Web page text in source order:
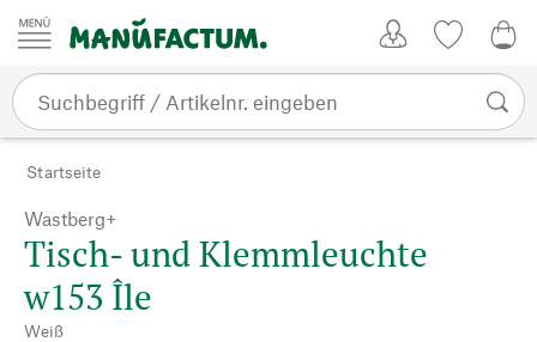
Zum Inhalt springen
Startseite
Wastberg+
Tisch- und Klemmleuchte
w153 Île
Weiß